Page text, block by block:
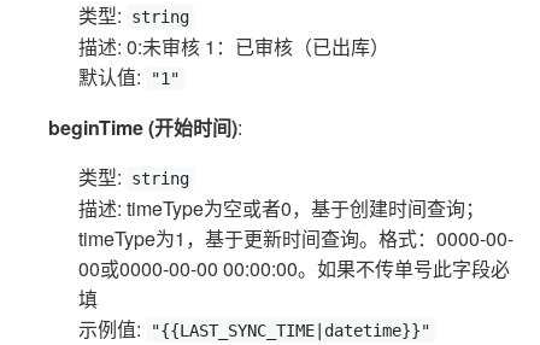
类型:
string
描述: 0:未审核 1：已审核（已出库）
默认值:
"1"
beginTime (开始时间):
类型:
string
描述: timeType为空或者0，基于创建时间查询；
timeType为1，基于更新时间查询。格式：0000-00-
00或0000-00-00 00:00:00。如果不传单号此字段必
填
示例值:
"{{LAST_SYNC_TIME|datetime}}"